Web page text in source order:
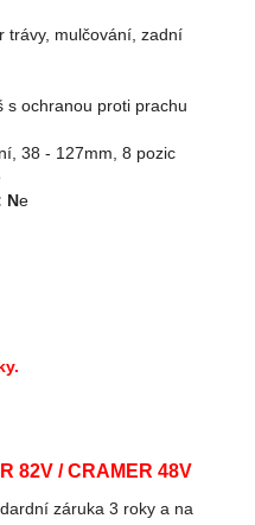
trávy, mulčování, zadní
s ochranou proti prachu
38 - 127mm, 8 pozic
Ne
82V / CRAMER 48V
záruka 3 roky a na